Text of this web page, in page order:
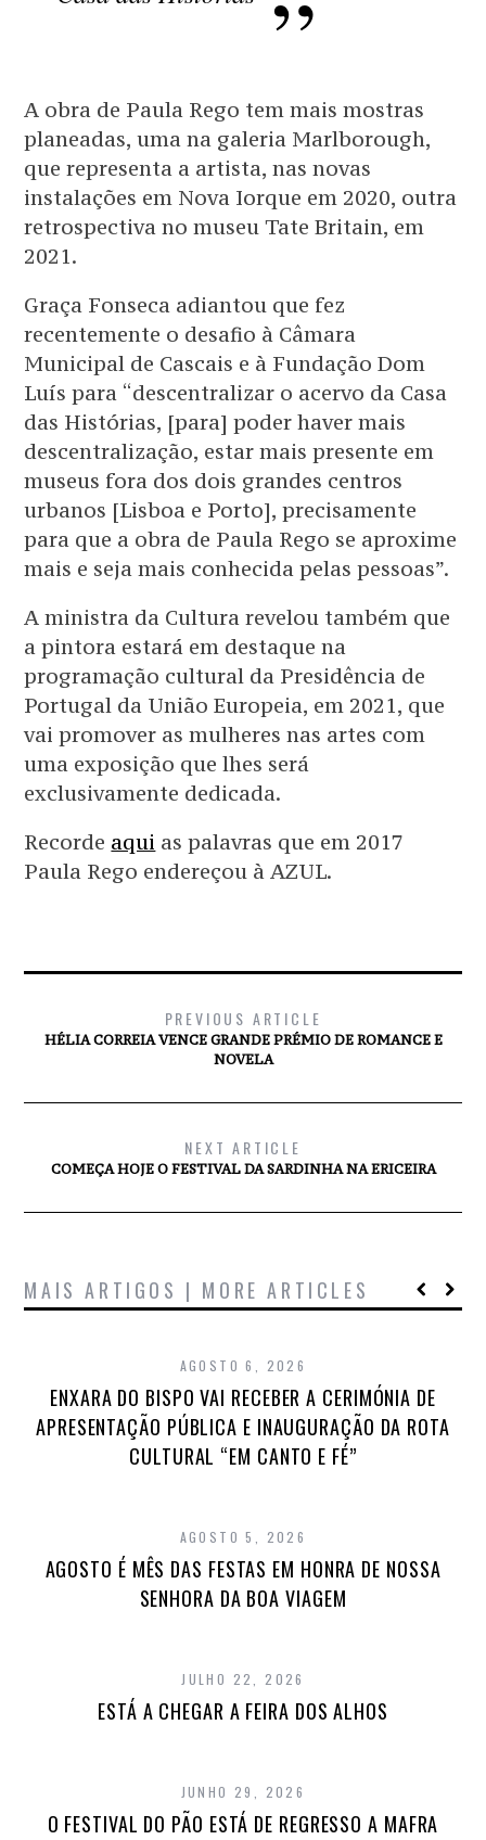
A obra de Paula Rego tem mais mostras
planeadas, uma na galeria Marlborough,
que representa a artista, nas novas
instalações em Nova Iorque em 2020, outra
retrospectiva no museu Tate Britain, em
2021.
Graça Fonseca adiantou que fez
recentemente o desafio à Câmara
Municipal de Cascais e à Fundação Dom
Luís para “descentralizar o acervo da Casa
das Histórias, [para] poder haver mais
descentralização, estar mais presente em
museus fora dos dois grandes centros
urbanos [Lisboa e Porto], precisamente
para que a obra de Paula Rego se aproxime
mais e seja mais conhecida pelas pessoas”.
A ministra da Cultura revelou também que
a pintora estará em destaque na
programação cultural da Presidência de
Portugal da União Europeia, em 2021, que
vai promover as mulheres nas artes com
uma exposição que lhes será
exclusivamente dedicada.
Recorde aqui as palavras que em 2017
Paula Rego endereçou à AZUL.
PREVIOUS ARTICLE
HÉLIA CORREIA VENCE GRANDE PRÉMIO DE ROMANCE E
NOVELA
NEXT ARTICLE
COMEÇA HOJE O FESTIVAL DA SARDINHA NA ERICEIRA
MAIS ARTIGOS | MORE ARTICLES
AGOSTO 6, 2026
ENXARA DO BISPO VAI RECEBER A CERIMÓNIA DE
APRESENTAÇÃO PÚBLICA E INAUGURAÇÃO DA ROTA
CULTURAL “EM CANTO E FÉ”
AGOSTO 5, 2026
AGOSTO É MÊS DAS FESTAS EM HONRA DE NOSSA
SENHORA DA BOA VIAGEM
JULHO 22, 2026
ESTÁ A CHEGAR A FEIRA DOS ALHOS
JUNHO 29, 2026
O FESTIVAL DO PÃO ESTÁ DE REGRESSO A MAFRA